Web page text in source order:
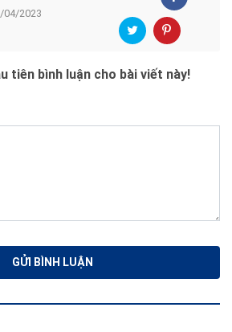
04/2023
tiên bình luận cho bài viết này!